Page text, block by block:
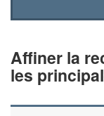
Affiner la
les